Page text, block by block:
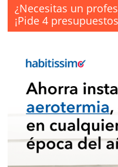
¿Necesitas un
¡Pide 4